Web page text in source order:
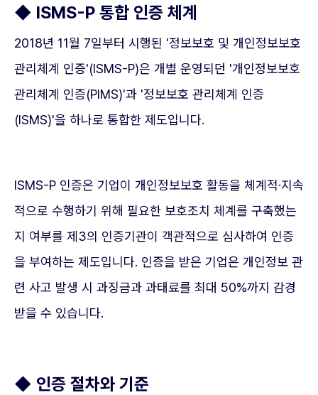
◆ ISMS-P 통합 인증 체계
2018년 11월 7일부터 시행된 '정보보호 및 개인정보보호
관리체계 인증'(ISMS-P)은 개별 운영되던 '개인정보보호
관리체계 인증(PIMS)'과 '정보보호 관리체계 인증
(ISMS)'을 하나로 통합한 제도입니다.
ISMS-P 인증은 기업이 개인정보보호 활동을 체계적·지속
적으로 수행하기 위해 필요한 보호조치 체계를 구축했는
지 여부를 제3의 인증기관이 객관적으로 심사하여 인증
을 부여하는 제도입니다. 인증을 받은 기업은 개인정보 관
련 사고 발생 시 과징금과 과태료를 최대 50%까지 감경
받을 수 있습니다.
◆ 인증 절차와 기준